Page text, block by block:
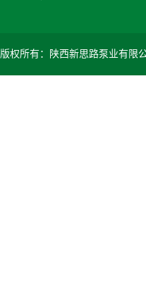
版权所有：陕西新思路泵业